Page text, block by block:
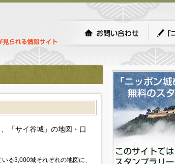
「サイ谷城」の地図・口
る3,000城それぞれの地図に、